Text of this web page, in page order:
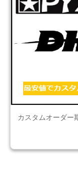
カスタムオーダー